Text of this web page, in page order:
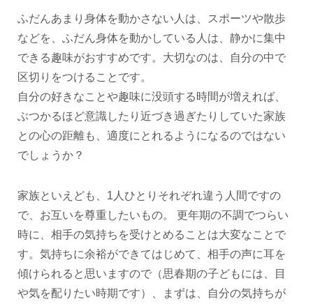
ふだんあまり身体を動かさない人は、スポーツや散歩
などを、ふだん身体を動かしている人は、静かに集中
できる趣味がおすすめです。大切なのは、自分の中で
区切りをつけることです。
自分の好きなことや趣味に没頭する時間が増えれば、
ぶつかるほど意識したり近づき過ぎたりしていた家族
との心の距離も、適度にとれるようになるのではない
でしょうか？
家族といえども、1人ひとりそれぞれ違う人間ですの
で、お互いを尊重したいもの。 更年期の不調でつらい
時に、相手の気持ちを受けとめることは大変なことで
す。気持ちに余裕ができてはじめて、相手の声に耳を
傾けられると思いますので（思春期の子どもには、目
や気を配りたい時期です）、まずは、自分の気持ちが